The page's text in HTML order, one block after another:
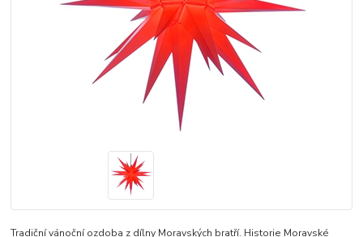
Tradiční vánoční ozdoba z dílny Moravských bratří. Historie Moravské